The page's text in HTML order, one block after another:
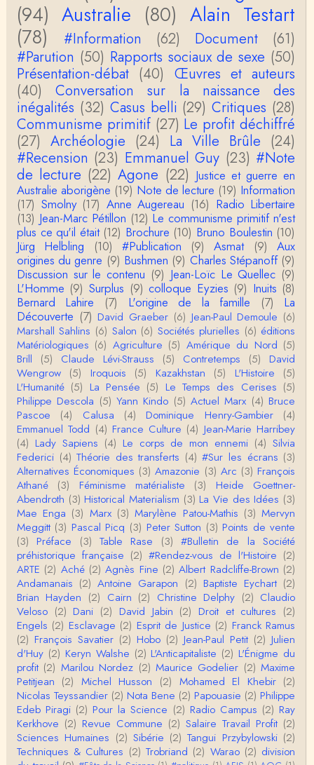
Christophe Darmangeat
La plus récente, donc celle en français, la quatrièm
e, publiée chez La Découverte.Bonne lecture !
Anonymous
Actuellement c'est quelle édition qui est la plus à jo
ur? La dernière edition française ou celle…
roland chaudat
le sous-titre de l’article de la Lutte de Classes “No
n, l’oppression des femmes n’a pas toujours exi…
roland chaudat
Votre gourmandise sera probablement récompens
ée parce que Snow apporte "de l'eau à votre m
o…
Christophe Darmangeat
...Et merci à vous pour Snow – qui m'a l'air d'être
davantage une histoire qu'une et…
roland chaudat
Tout à fait d'accord avec vous et quant à Leacock j
e n'ai lu qu'un de ses ouvrages et il…
Anonymous
Homo sapiens a clairement évolué depuis 300 00
0 ans. Tout d'abord, il y a la différence notable …
Christophe Darmangeat
Cet article apporte de l'eau à mon moulin (si j'ose
dire) en appuyant la réalité des torture…
roland chaudat
IROQUOIS CANNIBALISM: FACT NOT FICTIONTho
mas S. AblerUniversity of WaterlooBien que ce text
e ne comp…
roland chaudat
Merci de relever ma généralisation hâtive en ce qu
i concerne une hypothétique proportion relative e
n…
Christophe Darmangeat
Pour ce qui est des effets de la variole, ils ont en
effet été catastrophiques 'une manière géné…
Roland Chaudat
L'histoire des populations autochtones profite certai
nement de ces reconstitutions dont la visit…
Anonymous
Je viens de regarder une vidéo de Pascal Picq sur
"le blob" à l'instant. Mon premier r…
Yves Le Dantec
En effet, par "hiérarchie" j'entendais surtout ce que
(94) Australie (80) Alain Testart
(78)
#Information (62) Document
(61)
#Parution (50) Rapports sociaux de sexe (50)
Présentation-débat (40) Œuvres et auteurs
(40)
Conversation sur la naissance des
inégalités (32) Casus belli (29) Critiques (28)
Communisme primitif (27) Le profit déchiffré
(27) Archéologie (24) La Ville Brûle (24)
#Recension (23) Emmanuel Guy (23) #Note
de lecture (22) Agone (22) Justice et guerre en
Australie aborigène (19) Note de lecture (19) Information
(17) Smolny (17) Anne Augereau (16) Radio Libertaire
(13) Jean-Marc Pétillon (12) Le communisme primitif n'est
plus ce qu'il était (12) Brochure (10) Bruno Boulestin (10)
Jürg Helbling
(10) #Publication (9) Asmat (9)
Aux
origines du genre (9) Bushmen (9) Charles Stépanoff (9)
Discussion sur le contenu (9) Jean-Loïc Le Quellec (9)
L'Homme (9) Surplus (9) colloque Eyzies (9) Inuits (8)
Bernard Lahire
(7) L'origine de la famille (7)
La
Découverte (7) David Graeber (6) Jean-Paul Demoule (6)
Marshall Sahlins (6) Salon (6) Sociétés plurielles (6) éditions
Matériologiques (6) Agriculture (5) Amérique du Nord (5)
Brill
(5) Claude Lévi-Strauss (5) Contretemps (5)
David
Wengrow (5) Iroquois (5) Kazakhstan (5) L'Histoire
(5)
L'Humanité (5) La Pensée (5) Le Temps des Cerises (5)
Philippe Descola (5) Yann Kindo (5) Actuel Marx (4) Bruce
Pascoe
(4) Calusa (4) Dominique Henry-Gambier
(4)
Emmanuel Todd (4) France Culture (4) Jean-Marie Harribey
(4) Lady Sapiens (4) Le corps de mon ennemi (4) Silvia
Federici (4) Théorie des transferts (4) #Sur les écrans (3)
Alternatives Économiques (3) Amazonie (3) Arc (3) François
Athané
(3) Féminisme matérialiste (3)
Heide Goettner-
Abendroth (3) Historical Materialism (3) La Vie des Idées (3)
Mae Enga (3) Marx (3) Marylène Patou-Mathis (3) Mervyn
Meggitt (3) Pascal Picq (3) Peter Sutton (3) Points de vente
(3) Préface (3) Table Rase (3) #Bulletin de la Société
préhistorique française (2) #Rendez-vous de l'Histoire (2)
ARTE (2) Aché (2) Agnès Fine (2) Albert Radcliffe-Brown (2)
Andamanais (2) Antoine Garapon (2) Baptiste Eychart (2)
Brian Hayden (2) Cairn (2) Christine Delphy (2) Claudio
Veloso (2) Dani (2) David Jabin (2) Droit et cultures (2)
Engels (2) Esclavage (2) Esprit de Justice (2) Franck Ramus
(2) François Savatier (2) Hobo (2) Jean-Paul Petit (2) Julien
d'Huy (2) Keryn Walshe (2) L'Anticapitaliste (2) L'Énigme du
profit (2) Marilou Nordez (2) Maurice Godelier (2) Maxime
Petitjean (2) Michel Husson (2) Mohamed El Khebir (2)
Nicolas Teyssandier (2) Nota Bene (2) Papouasie (2) Philippe
Edeb Piragi (2) Pour la Science (2) Radio Campus (2) Ray
Kerkhove (2) Revue Commune (2) Salaire Travail Profit (2)
Sciences Humaines (2) Sibérie (2) Tangui Przybylowski (2)
Techniques & Cultures (2) Trobriand (2) Warao (2) division